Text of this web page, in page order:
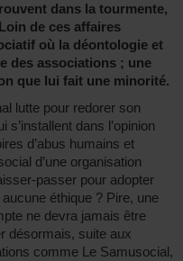
dans la tourmente,
de ces affaires
où la déontologie et
des associations ; une
que lui fait une minorité.
lutte pour redorer son
dans l’opinion
d’abus humains et
d’une organisation
passer pour adopter
éthique ? Pire, une
ne devra jamais être
désormais, suite aux
comme Le Samusocial,